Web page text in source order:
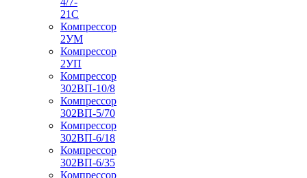
21С
Компрессор
2УМ
Компрессор
2УП
Компрессор
302ВП-10/8
Компрессор
302ВП-5/70
Компрессор
302ВП-6/18
Компрессор
302ВП-6/35
Компрессор